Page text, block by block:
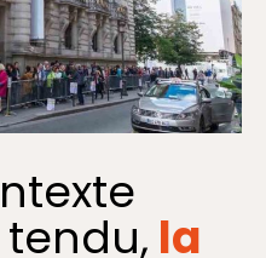
la